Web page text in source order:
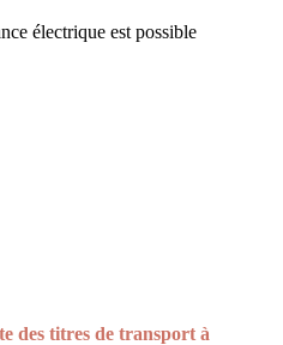
électrique est possible
des titres de transport à